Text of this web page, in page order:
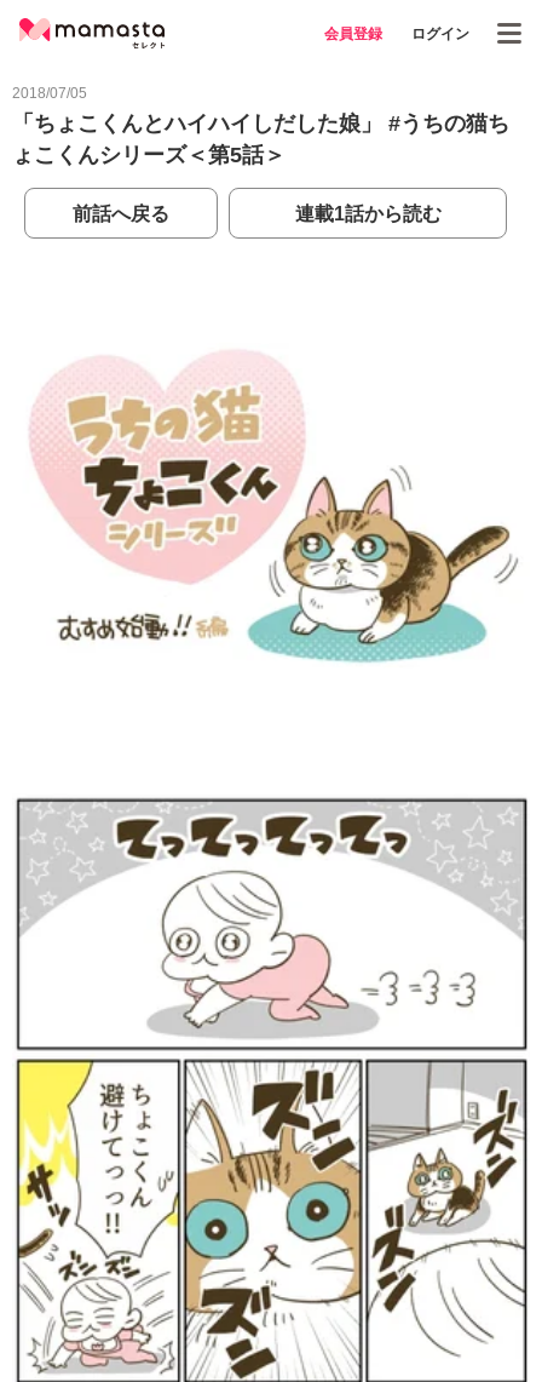
会員登録 ログイン
2018/07/05
「ちょこくんとハイハイしだした娘」 #うちの猫ち
ょこくんシリーズ＜第5話＞
前話へ戻る 連載1話から読む